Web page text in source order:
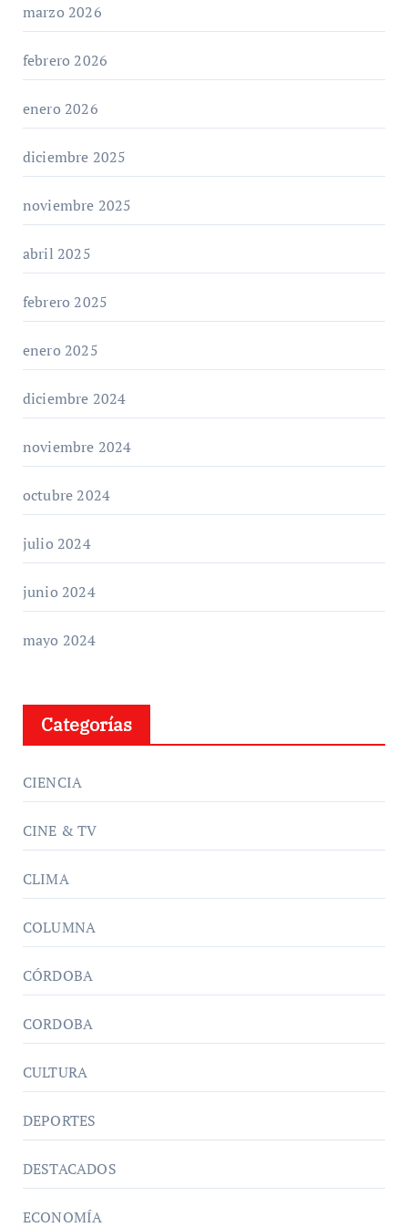
marzo 2026
febrero 2026
enero 2026
diciembre 2025
noviembre 2025
abril 2025
febrero 2025
enero 2025
diciembre 2024
noviembre 2024
octubre 2024
julio 2024
junio 2024
mayo 2024
Categorías
CIENCIA
CINE & TV
CLIMA
COLUMNA
CÓRDOBA
CORDOBA
CULTURA
DEPORTES
DESTACADOS
ECONOMÍA